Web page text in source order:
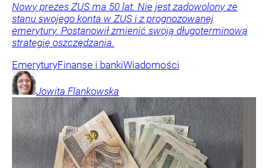
Nowy prezes ZUS ma 50 lat. Nie jest zadowolony ze
stanu swojego konta w ZUS i z prognozowanej
emerytury. Postanowił zmienić swoją długoterminową
strategię oszczędzania.
EmeryturyFinanse i bankiWiadomości
Jowita Flankowska